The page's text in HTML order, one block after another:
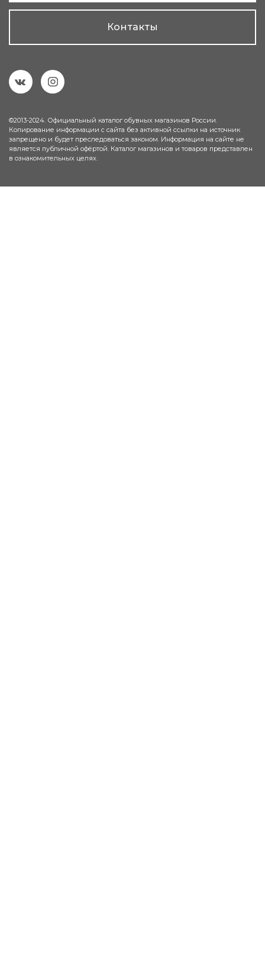
Контакты
©2013-2024. Официальный каталог обувных магазинов России.
Копирование информации с сайта без активной ссылки на источник
запрещено и будет преследоваться законом. Информация на сайте не
является публичной офёртой. Каталог магазинов и товаров представлен
в ознакомительных целях.